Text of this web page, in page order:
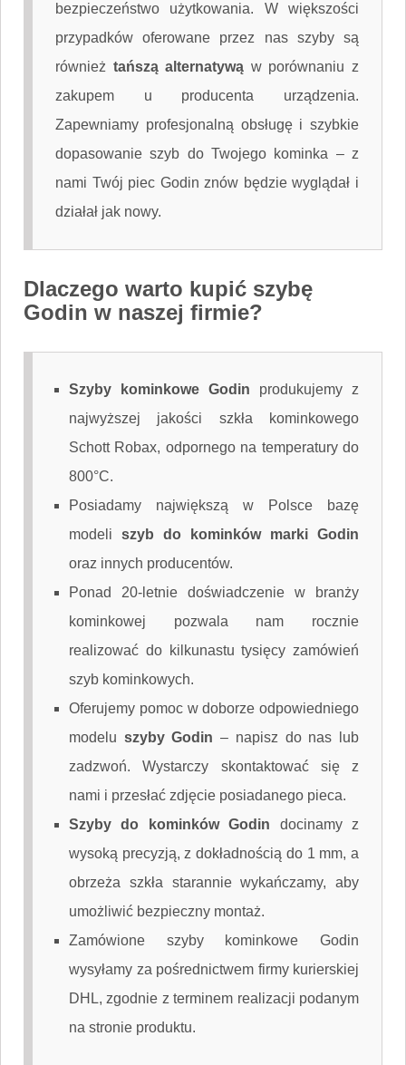
bezpieczeństwo użytkowania. W większości
przypadków oferowane przez nas szyby są
również tańszą alternatywą w porównaniu z
zakupem u producenta urządzenia.
Zapewniamy profesjonalną obsługę i szybkie
dopasowanie szyb do Twojego kominka – z
nami Twój piec Godin znów będzie wyglądał i
działał jak nowy.
Dlaczego warto kupić szybę
Godin w naszej firmie?
Szyby kominkowe Godin produkujemy z
najwyższej jakości szkła kominkowego
Schott Robax, odpornego na temperatury do
800°C.
Posiadamy największą w Polsce bazę
modeli szyb do kominków marki Godin
oraz innych producentów.
Ponad 20-letnie doświadczenie w branży
kominkowej pozwala nam rocznie
realizować do kilkunastu tysięcy zamówień
szyb kominkowych.
Oferujemy pomoc w doborze odpowiedniego
modelu szyby Godin – napisz do nas lub
zadzwoń. Wystarczy skontaktować się z
nami i przesłać zdjęcie posiadanego pieca.
Szyby do kominków Godin docinamy z
wysoką precyzją, z dokładnością do 1 mm, a
obrzeża szkła starannie wykańczamy, aby
umożliwić bezpieczny montaż.
Zamówione szyby kominkowe Godin
wysyłamy za pośrednictwem firmy kurierskiej
DHL, zgodnie z terminem realizacji podanym
na stronie produktu.